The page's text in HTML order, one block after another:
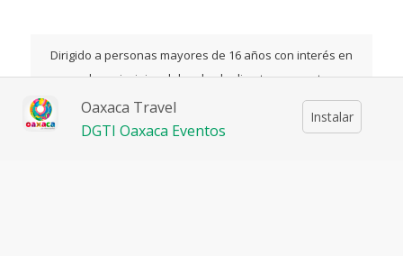
Dirigido a personas mayores de 16 años con interés en
conocer los principios del grabado directo con punta seca.
no es necesario tener conocimientos previos.
Oaxaca Travel
DGTI Oaxaca Eventos
Instalar